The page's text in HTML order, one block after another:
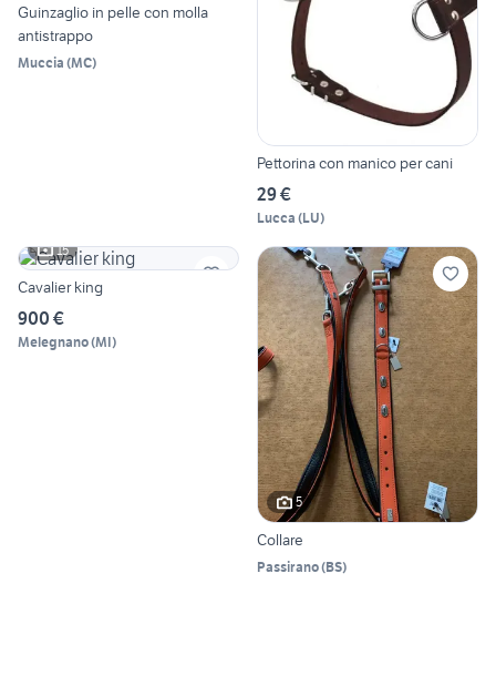
Guinzaglio in pelle con molla
antistrappo
Muccia (MC)
Pettorina con manico per cani
29 €
Lucca (LU)
15
Cavalier king
900 €
Melegnano(MI)
5
Collare
Passirano(BS)